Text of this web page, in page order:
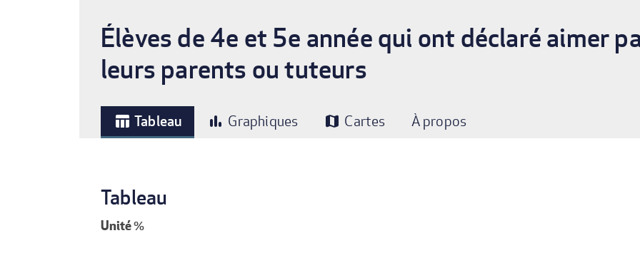
Fil
d'Ariane
Élèves de 4e et 5e année qui ont déclaré aimer
leurs parents ou tuteurs
table_chart Tableau bar_chart Graphiques map Cartes À propos
Tableau
Unité%